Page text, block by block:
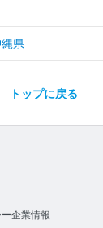
県
トップに戻る
企業情報